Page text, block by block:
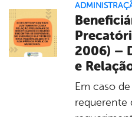
2006) –
e
Em caso
requerente